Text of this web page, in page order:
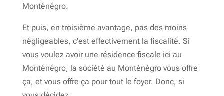
Monténégro.
Et puis, en troisième avantage, pas des moins
négligeables, c’est effectivement la fiscalité. Si
vous voulez avoir une résidence fiscale ici au
Monténégro, la société au Monténégro vous offre
ça, et vous offre ça pour tout le foyer. Donc, si